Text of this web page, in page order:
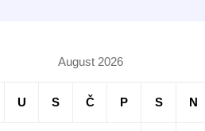
August 2026
U S Č P S N